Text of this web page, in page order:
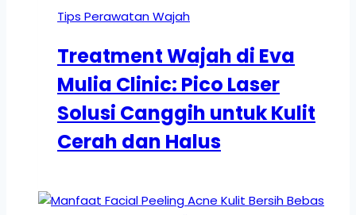
Tips Perawatan Wajah
Treatment Wajah di Eva
Mulia Clinic: Pico Laser
Solusi Canggih untuk Kulit
Cerah dan Halus